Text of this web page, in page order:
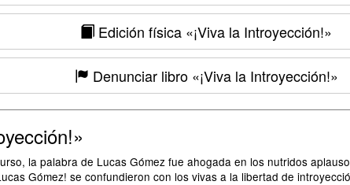
Edición física «¡Viva la Introyección!»
Denunciar libro«¡Viva la Introyección!»
la palabra de Lucas Gómez fue ahogada en los nutridos
Gómez! se confundieron con los vivas a la libertad de